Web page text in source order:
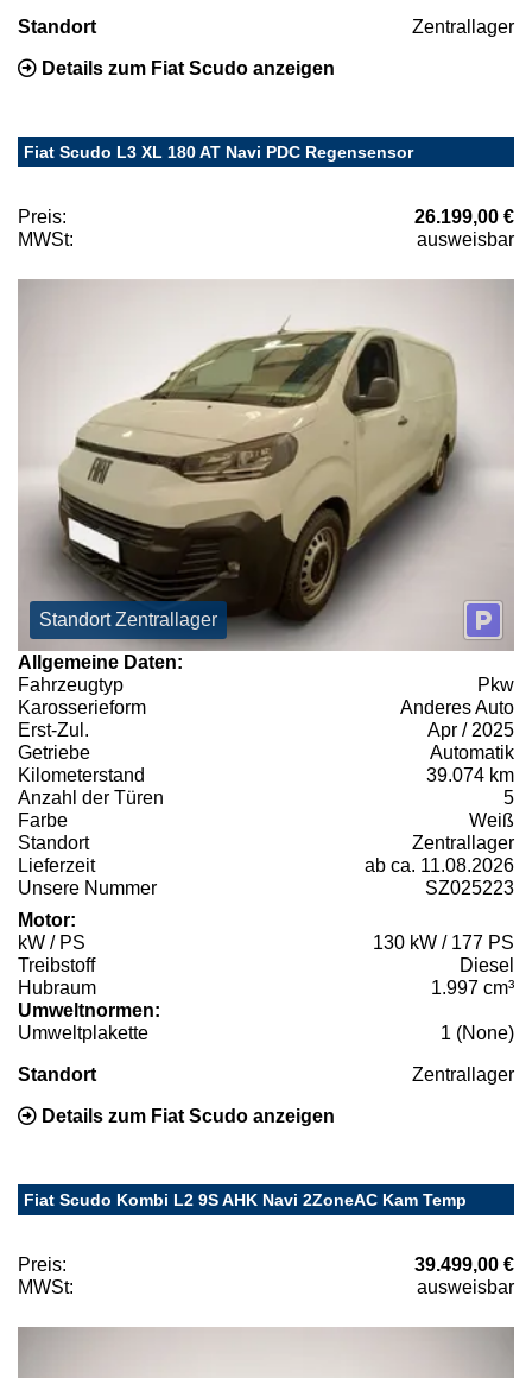
Standort Zentrallager
Details zum Fiat Scudo anzeigen
Fiat Scudo L3 XL 180 AT Navi PDC Regensensor
Preis:
26.199,00 €
MWSt:
ausweisbar
Standort Zentrallager
Allgemeine Daten:
Fahrzeugtyp
Pkw
Karosserieform
Anderes Auto
Erst-Zul.
Apr / 2025
Getriebe
Automatik
Kilometerstand
39.074 km
Anzahl der Türen
5
Farbe
Weiß
Standort
Zentrallager
Lieferzeit
ab ca. 11.08.2026
Unsere Nummer
SZ025223
Motor:
kW / PS
130 kW / 177 PS
Treibstoff
Diesel
Hubraum
1.997 cm³
Umweltnormen:
Umweltplakette
1 (None)
Standort Zentrallager
Details zum Fiat Scudo anzeigen
Fiat Scudo Kombi L2 9S AHK Navi 2ZoneAC Kam Temp
Preis:
39.499,00 €
MWSt:
ausweisbar